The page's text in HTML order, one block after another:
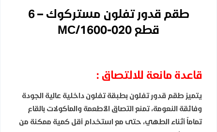
طقم قدور تفلون مستركوك – 6
قطع MC/1600-020
قاعدة مانعة للالتصاق :
يتميز طقم قدور تفلون بطبقة تفلون داخلية عالية الجودة
وفائقة النعومة، تمنع التصاق الأطعمة والمأكولات بالقاع
تماماً أثناء الطهي، حتى مع استخدام أقل كمية ممكنة من